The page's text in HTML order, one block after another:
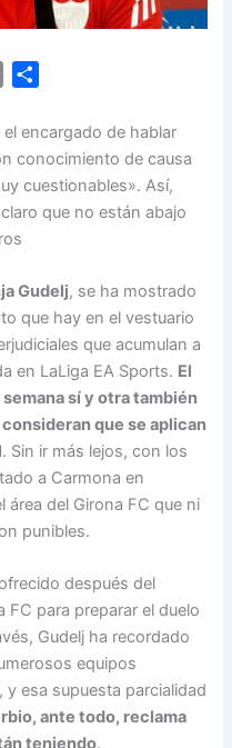
C
p
y
L
i
n
a
r
e
encargado de hablar
conocimiento de causa
cuestionables». Así,
que no están abajo
Gudelj, se ha mostrado
que hay en el vestuario
que acumulan a
en LaLiga EA Sports. El
sí y otra también
que se aplican
. Sin ir más lejos, con los
a Carmona en
área del Girona FC que ni
punibles.
después del
FC para preparar el duelo
Gudelj ha recordado
equipos
esa supuesta parcialidad
ante todo, reclama
teniendo.